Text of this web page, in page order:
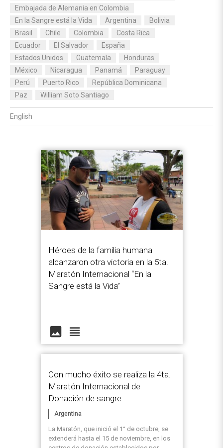
Embajada de Alemania en Colombia
En la Sangre está la Vida
Argentina
Bolivia
Brasil
Chile Colombia
Costa Rica
Ecuador
El Salvador
España
Estados Unidos
Guatemala
Honduras
México
Nicaragua Panamá
Paraguay
Perú
Puerto Rico
República Dominicana
Paz
William Soto Santiago
English
Héroes de la familia humana
alcanzaron otra victoria en la 5ta.
Maratón Internacional “En la
Sangre está la Vida”
image view_headline
Con mucho éxito se realiza la 4ta.
Maratón Internacional de
Donación de sangre
Argentina
La Maratón, que inició el 1° de octubre, se
extenderá hasta el 15 de noviembre, en los